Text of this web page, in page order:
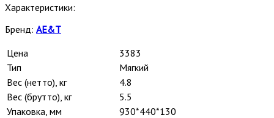
Характеристики:
Бренд: AE&T
Цена
3383
Тип
Мягкий
Вес (нетто), кг
4.8
Вес (брутто), кг
5.5
Упаковка, мм
930*440*130